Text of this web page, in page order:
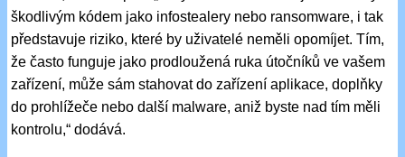
škodlivým kódem jako infostealery nebo ransomware, i tak
představuje riziko, které by uživatelé neměli opomíjet. Tím,
že často funguje jako prodloužená ruka útočníků ve vašem
zařízení, může sám stahovat do zařízení aplikace, doplňky
do prohlížeče nebo další malware, aniž byste nad tím měli
kontrolu,“ dodává.